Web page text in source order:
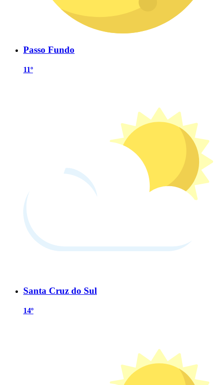
Passo Fundo
11º
Santa Cruz do Sul
14º